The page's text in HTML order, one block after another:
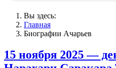
Вы здесь:
Главная
Биографии Ачарьев
15 ноября 2025 —